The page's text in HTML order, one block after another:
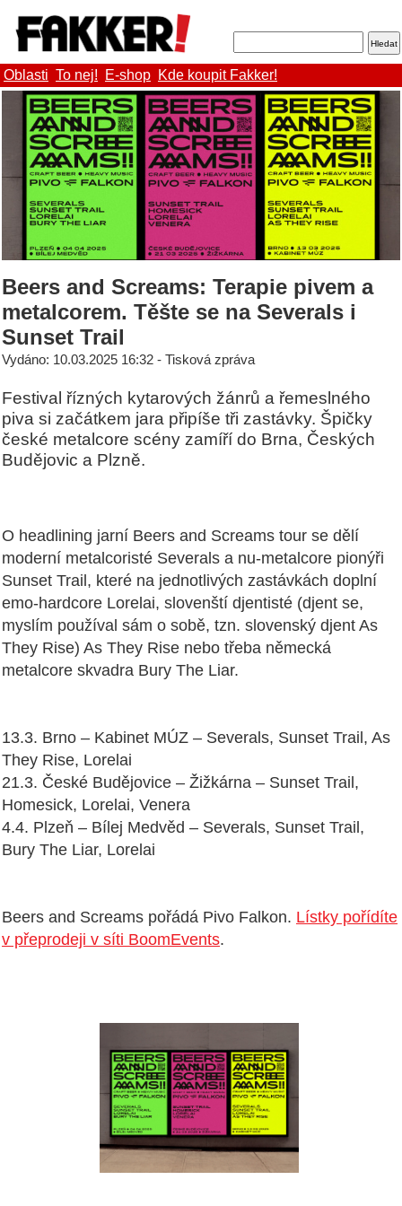
Oblasti To nej! E-shop Kde koupit Fakker!
Beers and Screams: Terapie pivem a
metalcorem. Těšte se na Severals i
Sunset Trail
Vydáno: 10.03.2025 16:32 - Tisková zpráva
Festival řízných kytarových žánrů a řemeslného
piva si začátkem jara připíše tři zastávky. Špičky
české metalcore scény zamíří do Brna, Českých
Budějovic a Plzně.
O headlining jarní Beers and Screams tour se dělí
moderní metalcoristé Severals a nu-metalcore pionýři
Sunset Trail, které na jednotlivých zastávkách doplní
emo-hardcore Lorelai, slovenští djentisté (djent se,
myslím používal sám o sobě, tzn. slovenský djent As
They Rise) As They Rise nebo třeba německá
metalcore skvadra Bury The Liar.
13.3. Brno – Kabinet MÚZ – Severals, Sunset Trail, As
They Rise, Lorelai
21.3. České Budějovice – Žižkárna – Sunset Trail,
Homesick, Lorelai, Venera
4.4. Plzeň – Bílej Medvěd – Severals, Sunset Trail,
Bury The Liar, Lorelai
Beers and Screams pořádá Pivo Falkon. Lístky pořídíte
v přeprodeji v síti BoomEvents.